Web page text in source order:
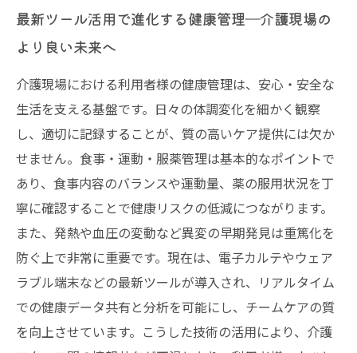
最新ツール活用で進化する健康管理―介護現場の
より良い未来へ
介護現場における利用者様の健康管理は、安心・安全な
生活を支える基盤です。日々の体調変化を細かく観察
し、適切に記録することが、質の高いケア提供には欠か
せません。食事・運動・服薬管理は基本的なポイントで
あり、食事内容のバランスや運動量、薬の服用状況を丁
寧に確認することで健康リスクの低減につながります。
また、発熱や血圧の変動など異変の早期発見は重篤化を
防ぐ上で非常に重要です。現在は、電子カルテやウェア
ラブル端末などの最新ツールが導入され、リアルタイム
での健康データ共有と分析を可能にし、チームケアの質
を向上させています。こうした技術の活用により、介護